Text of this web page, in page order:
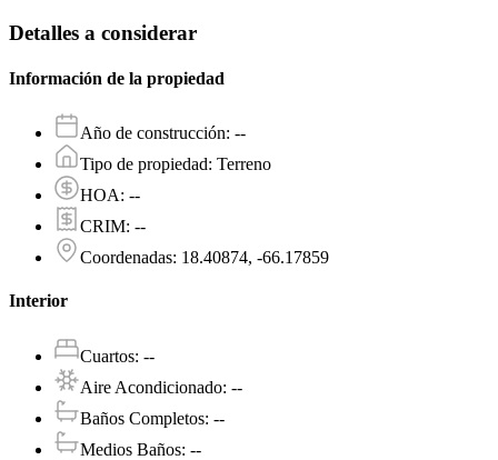
Detalles a considerar
Información de la propiedad
Año de construcción: --
Tipo de propiedad: Terreno
HOA: --
CRIM: --
Coordenadas: 18.40874, -66.17859
Interior
Cuartos: --
Aire Acondicionado: --
Baños Completos: --
Medios Baños: --